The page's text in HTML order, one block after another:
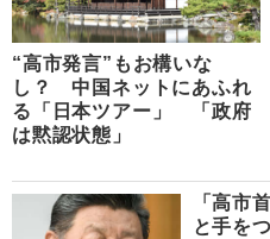
“高市発言”もお構いな
し？ 中国ネットにあふれ
る「日本ツアー」 「政府
は黙認状態」
「高市
と手を